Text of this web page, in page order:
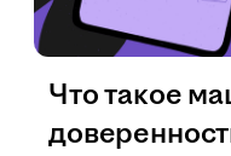
Что такое